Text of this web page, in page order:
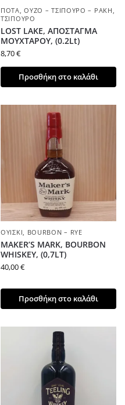
ΠΟΤΆ,ΟΎΖΟ – ΤΣΊΠΟΥΡΟ – ΡΑΚΉ ,
ΤΣΊΠΟΥΡΟ
LOST LAKE, ΑΠΟΣΤΑΓΜΑ
ΜΟΥΧΤΑΡΟΥ, (0.2Lt)
8,70€
Προσθήκη στο καλάθι
ΟΥΊΣΚΙ, BOURBON – RYE
MAKER’S MARK, BOURBON
WHISKEY, (0,7LT)
40,00€
Προσθήκη στο καλάθι